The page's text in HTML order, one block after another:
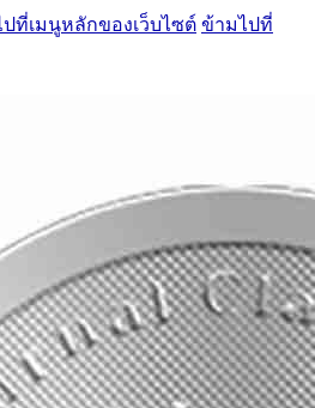
ที่เมนูหลักของเว็บไซต์ ข้ามไปที่